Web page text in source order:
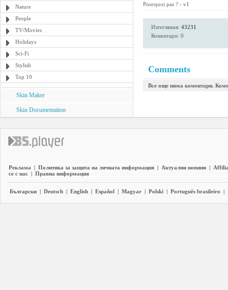
Nature
People
TV/Movies
Holidays
Sci-Fi
Stylish
Top 10
Skin Maker
Skin Documentation
Pourquoi pas ? - v1
Изтегляния: 43231
Коментари: 0
Comments
Все още няма коментари.
Реклама | Политика за защита на личната информация | Актуални новини |
се с нас | Правна информация
Български | Deutsch | English | Español | Magyar | Polski | Português brasileiro |